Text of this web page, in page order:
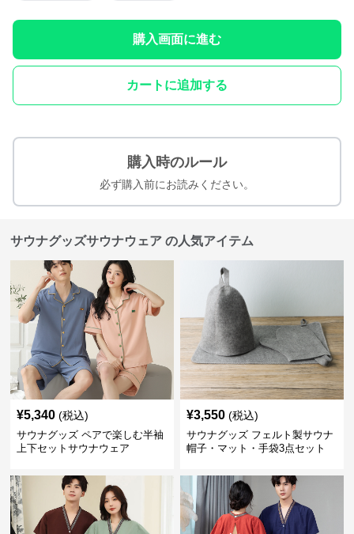
購入画面に進む
カートに追加する
購入時のルール
必ず購入前にお読みください。
サウナグッズサウナウェア の人気アイテム
¥5,340 (税込)
サウナグッズ ペアで楽しむ半袖
上下セットサウナウェア
¥3,550 (税込)
サウナグッズ フェルト製サウナ
帽子・マット・手袋3点セット